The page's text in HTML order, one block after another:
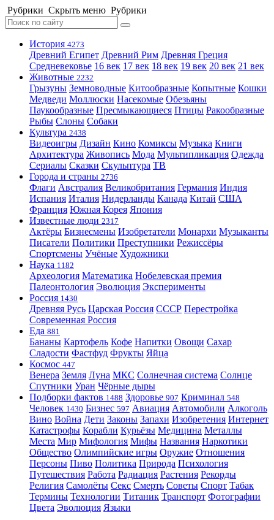
Рубрики Скрыть меню Рубрики
История 4273
Древний Египет Древний Рим Древняя Греция
Средневековье 16 век 17 век 18 век 19 век 20 век 21 век
Животные 2232
Грызуны Земноводные Китообразные Копытные Кошки
Медведи Моллюски Насекомые Обезьяны
Паукообразные Пресмыкающиеся Птицы Ракообразные
Рыбы Слоны Собаки
Культура 2438
Видеоигры Дизайн Кино Комиксы Музыка Книги
Архитектура Живопись Мода Мультипликация Одежда
Сериалы Сказки Скульптура ТВ
Города и страны 2736
Флаги Австралия Великобритания Германия Индия
Испания Италия Нидерланды Канада Китай США
Франция Южная Корея Япония
Известные люди 2317
Актёры Бизнесмены Изобретатели Монархи Музыканты
Писатели Политики Преступники Режиссёры
Спортсмены Учёные Художники
Наука 1182
Археология Математика Нобелевская премия
Палеонтология Эволюция Эксперименты
Россия 1430
Древняя Русь Царская Россия СССР Перестройка
Современная Россия
Еда 881
Бананы Картофель Кофе Напитки Овощи Сахар
Сладости Фастфуд Фрукты Яйца
Космос 447
Венера Земля Луна МКС Солнечная система Солнце
Спутники Уран Чёрные дыры
Подборки фактов 1488 Здоровье 907 Криминал 548
Человек 1430 Бизнес 597 Авиация Автомобили Алкоголь
Вино Война Дети Законы Запахи Изобретения Интернет
Катастрофы Корабли Курьёзы Медицина Металлы
Места Мир Мифология Мифы Названия Наркотики
Общество Олимпийские игры Оружие Отношения
Персоны Пиво Политика Природа Психология
Путешествия Работа Радиация Растения Рекорды
Религия Самолёты Секс Смерть Советы Спорт Табак
Термины Технологии Титаник Транспорт Фотографии
Цвета Эволюция Языки